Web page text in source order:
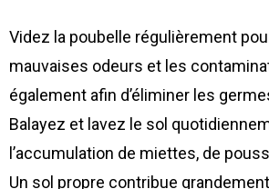
Videz la poubelle régulièrement
mauvaises odeurs et les
également afin d’éliminer les
Balayez et lavez le sol
l’accumulation de miettes, de
Un sol propre contribue